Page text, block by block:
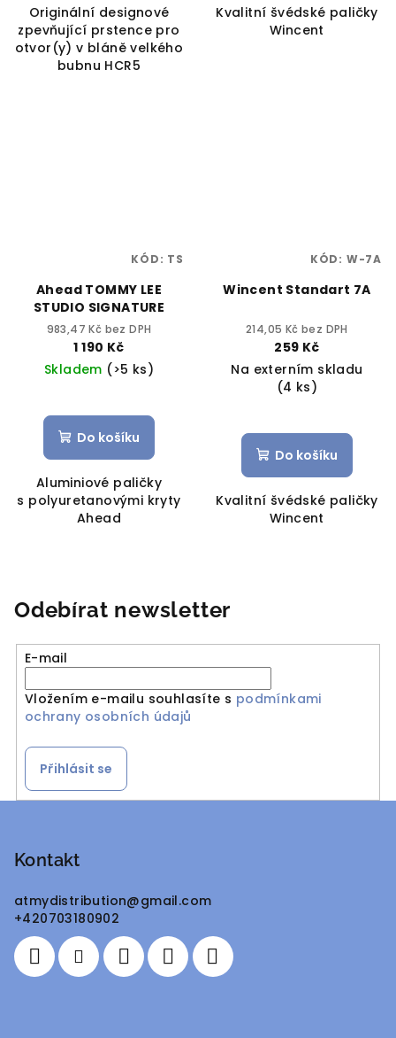
Originální designové
zpevňující prstence pro
otvor(y) v bláně velkého
bubnu HCR5
Kvalitní švédské paličky
Wincent
Ahead TOMMY LEE
STUDIO SIGNATURE
983,47 Kč bez DPH
1 190 Kč
Skladem (>5 ks)
Do košíku
Aluminiové paličky
s polyuretanovými kryty
Ahead
KÓD: TS
Wincent Standart 7A
214,05 Kč bez DPH
259 Kč
Na externím skladu
(4 ks)
Do košíku
Kvalitní švédské paličky
Wincent
KÓD: W-7A
Odebírat newsletter
E-mail
Vložením e-mailu souhlasíte s podmínkami
ochrany osobních údajů
Přihlásit se
Kontakt
atmydistribution@gmail.com
+420703180902